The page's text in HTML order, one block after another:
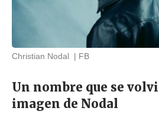
Christian Nodal FB
Un nombre que se
imagen de Nodal